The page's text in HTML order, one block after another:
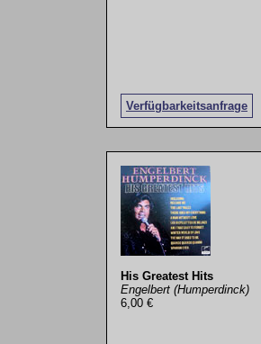
Verfügbarkeitsanfrage
His Greatest Hits
Engelbert (Humperdinck)
6,00 €